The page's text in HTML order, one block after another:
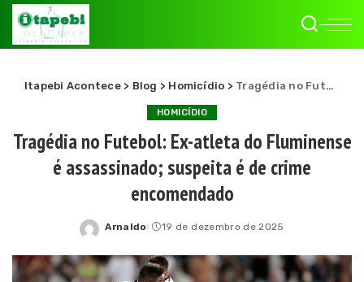
Itapebi Acontece> Blog > Homicídio > Tragédia no Futebol: Ex-atleta do Fluminense é assassinado; suspeita é de crime encomendado
HOMICÍDIO
Tragédia no Futebol: Ex-atleta do Fluminense
é assassinado; suspeita é de crime
encomendado
Posted
Arnaldo 19 de dezembro de 2025